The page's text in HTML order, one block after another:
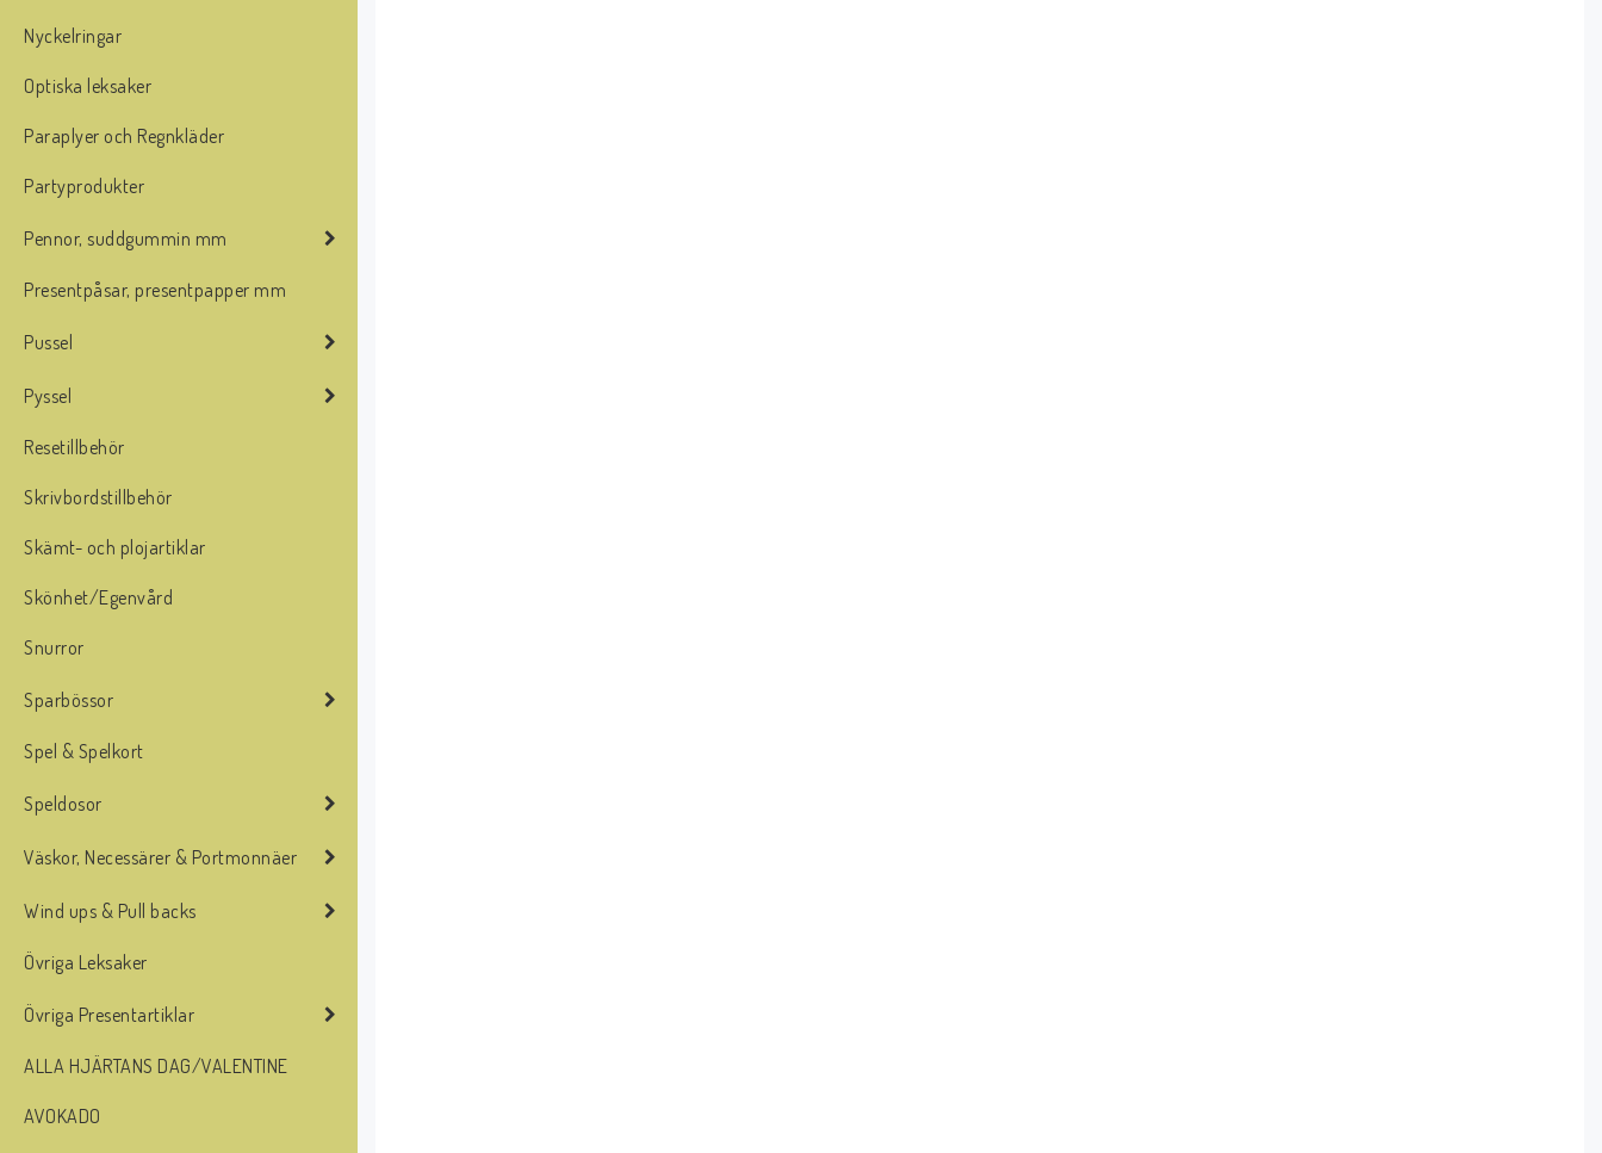
Nyckelringar
Optiska leksaker
Paraplyer och Regnkläder
Partyprodukter
Pennor, suddgummin mm
Presentpåsar, presentpapper mm
Pussel
Pyssel
Resetillbehör
Skrivbordstillbehör
Skämt- och plojartiklar
Skönhet/Egenvård
Snurror
Sparbössor
Spel & Spelkort
Speldosor
Väskor, Necessärer & Portmonnäer
Wind ups & Pull backs
Övriga Leksaker
Övriga Presentartiklar
ALLA HJÄRTANS DAG/VALENTINE
AVOKADO